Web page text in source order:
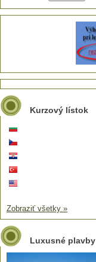
Kurzový lístok
Zobraziť všetky »
Luxusné plavby